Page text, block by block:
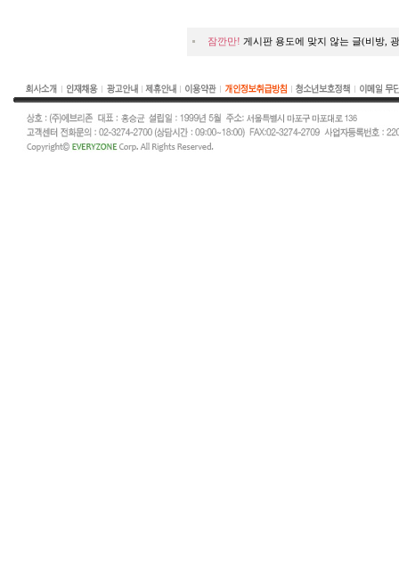
잠깐만! 게시판 용도에 맞지 않는 글(비방,